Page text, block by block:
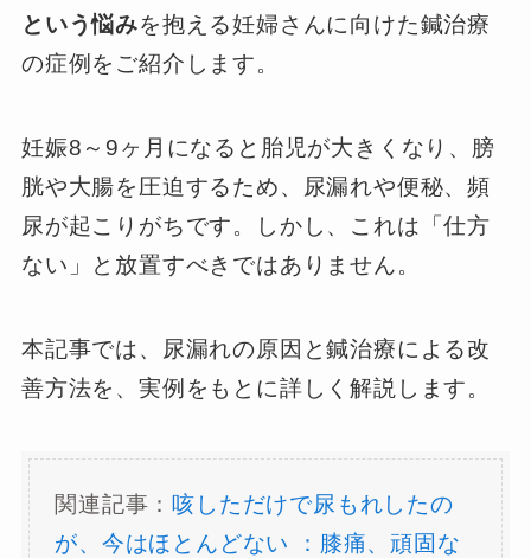
という悩みを抱える妊婦さんに向けた鍼治療
の症例をご紹介します。
妊娠8～9ヶ月になると胎児が大きくなり、膀
胱や大腸を圧迫するため、尿漏れや便秘、頻
尿が起こりがちです。しかし、これは「仕方
ない」と放置すべきではありません。
本記事では、尿漏れの原因と鍼治療による改
善方法を、実例をもとに詳しく解説します。
関連記事：咳しただけで尿もれしたの
が、今はほとんどない ：膝痛、頑固な